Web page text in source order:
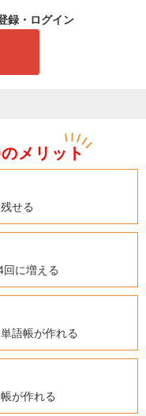
録・ログイン
メリット
せる
に増える
語帳が作れる
が作れる